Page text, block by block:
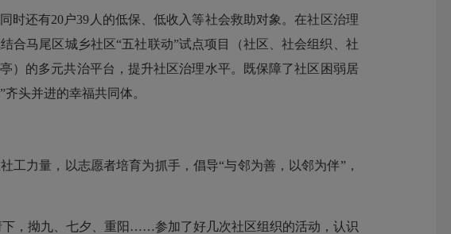
还有20户39人的低保、低收入等社会救助对象。在社区治理
合马尾区城乡社区“五社联动”试点项目（社区、社会组织、社
）的多元共治平台，提升社区治理水平。既保障了社区困弱居
头并进的幸福共同体。
力量，以志愿者培育为抓手，倡导“与邻为善，以邻为伴”，
，拗九、七夕、重阳……参加了好几次社区组织的活动，认识